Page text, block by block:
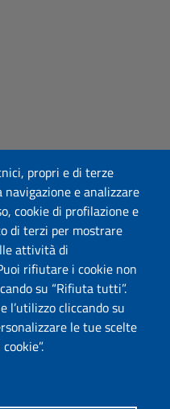
propri e di terze
e analizzare
cookie di profilazione e
di terzi per mostrare
attività di
rifiutare i cookie non
su “Rifiuta tutti”.
l’utilizzo cliccando su
le tue scelte